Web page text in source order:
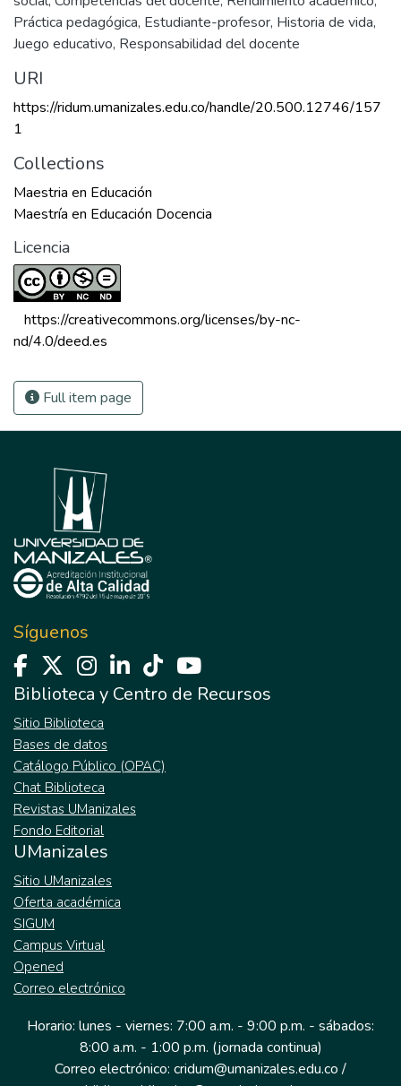
Práctica pedagógica, Estudiante-profesor, Historia de vida,
Juego educativo, Responsabilidad del docente
URI
https://ridum.umanizales.edu.co/handle/20.500.12746/157
1
Collections
Maestria en Educación
Maestría en Educación Docencia
Licencia
https://creativecommons.org/licenses/by-nc-
nd/4.0/deed.es
Full item page
Síguenos
Biblioteca y Centro de Recursos
Sitio Biblioteca
Bases de datos
Catálogo Público (OPAC)
Chat Biblioteca
Revistas UManizales
Fondo Editorial
UManizales
Sitio UManizales
Oferta académica
SIGUM
Campus Virtual
Opened
Correo electrónico
Horario: lunes - viernes: 7:00 a.m. - 9:00 p.m. - sábados:
8:00 a.m. - 1:00 p.m. (jornada continua)
Correo electrónico: cridum@umanizales.edu.co /